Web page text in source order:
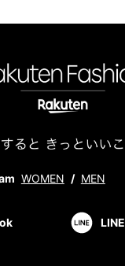
WOMEN / MEN
LINE